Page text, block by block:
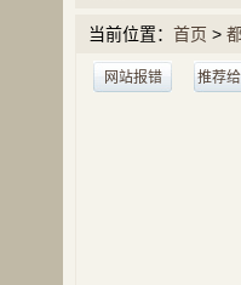
当前位置： 首页 >
网站报错 推荐